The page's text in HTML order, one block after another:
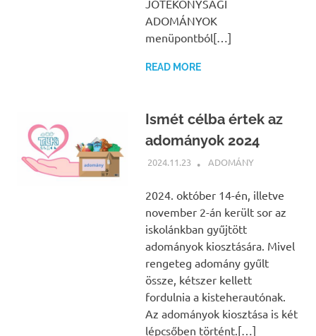
JÓTÉKONYSÁGI
ADOMÁNYOK
menüpontból[…]
READ MORE
Ismét célba értek az
adományok 2024
2024.11.23 BÁRTFAI JUDIT
ADOMÁNY
2024. október 14-én, illetve
november 2-án került sor az
iskolánkban gyűjtött
adományok kiosztására. Mivel
rengeteg adomány gyűlt
össze, kétszer kellett
fordulnia a kisteherautónak.
Az adományok kiosztása is két
lépcsőben történt.[…]